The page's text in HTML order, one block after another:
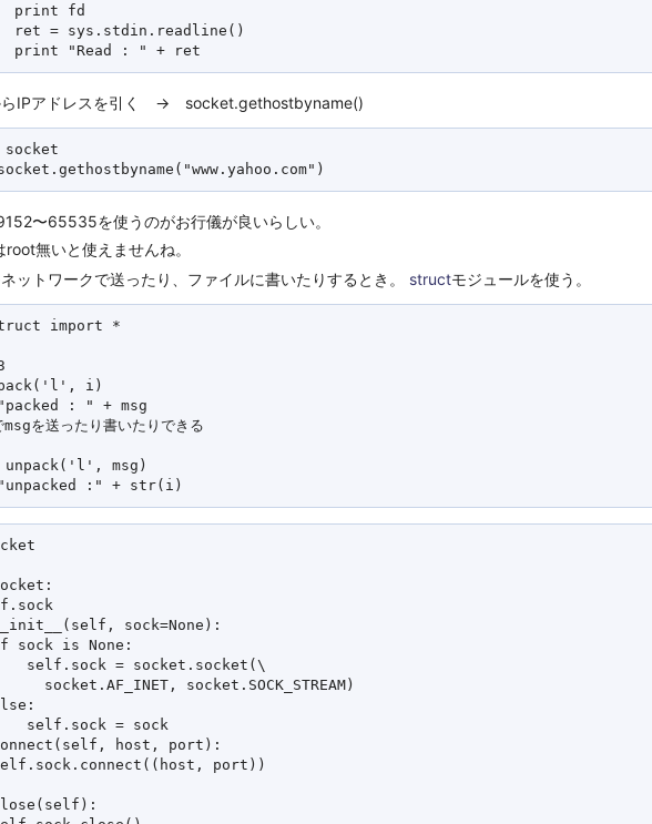
print fd
ret = sys.stdin.readline()
らIPアドレスを引く → socket.gethostbyname()
〜65535を使うのがお行儀が良いらしい。
無いと使えませんね。
ットワークで送ったり、ファイルに書いたりするとき。 structモジュールを使う。
import *
pack('l', i)
: " + msg
を送ったり書いたりできる
unpack('l', msg)
sock=None):
sock is None:
self.sock = socket.socket(\
socket.AF_INET, socket.SOCK_STREAM)
self.sock = sock
host, port):
port))